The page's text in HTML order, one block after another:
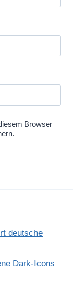
Browser
deutsche
Dark-Icons